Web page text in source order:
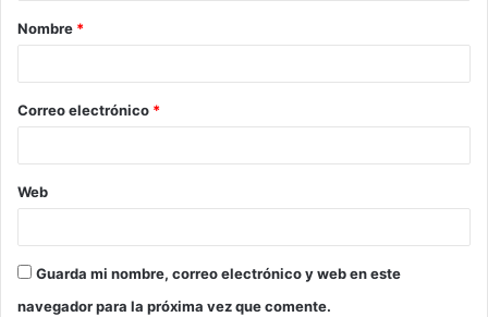
r
*
Nombre *
Correo electrónico *
Web
Guarda mi nombre, correo electrónico y web en este
navegador para la próxima vez que comente.